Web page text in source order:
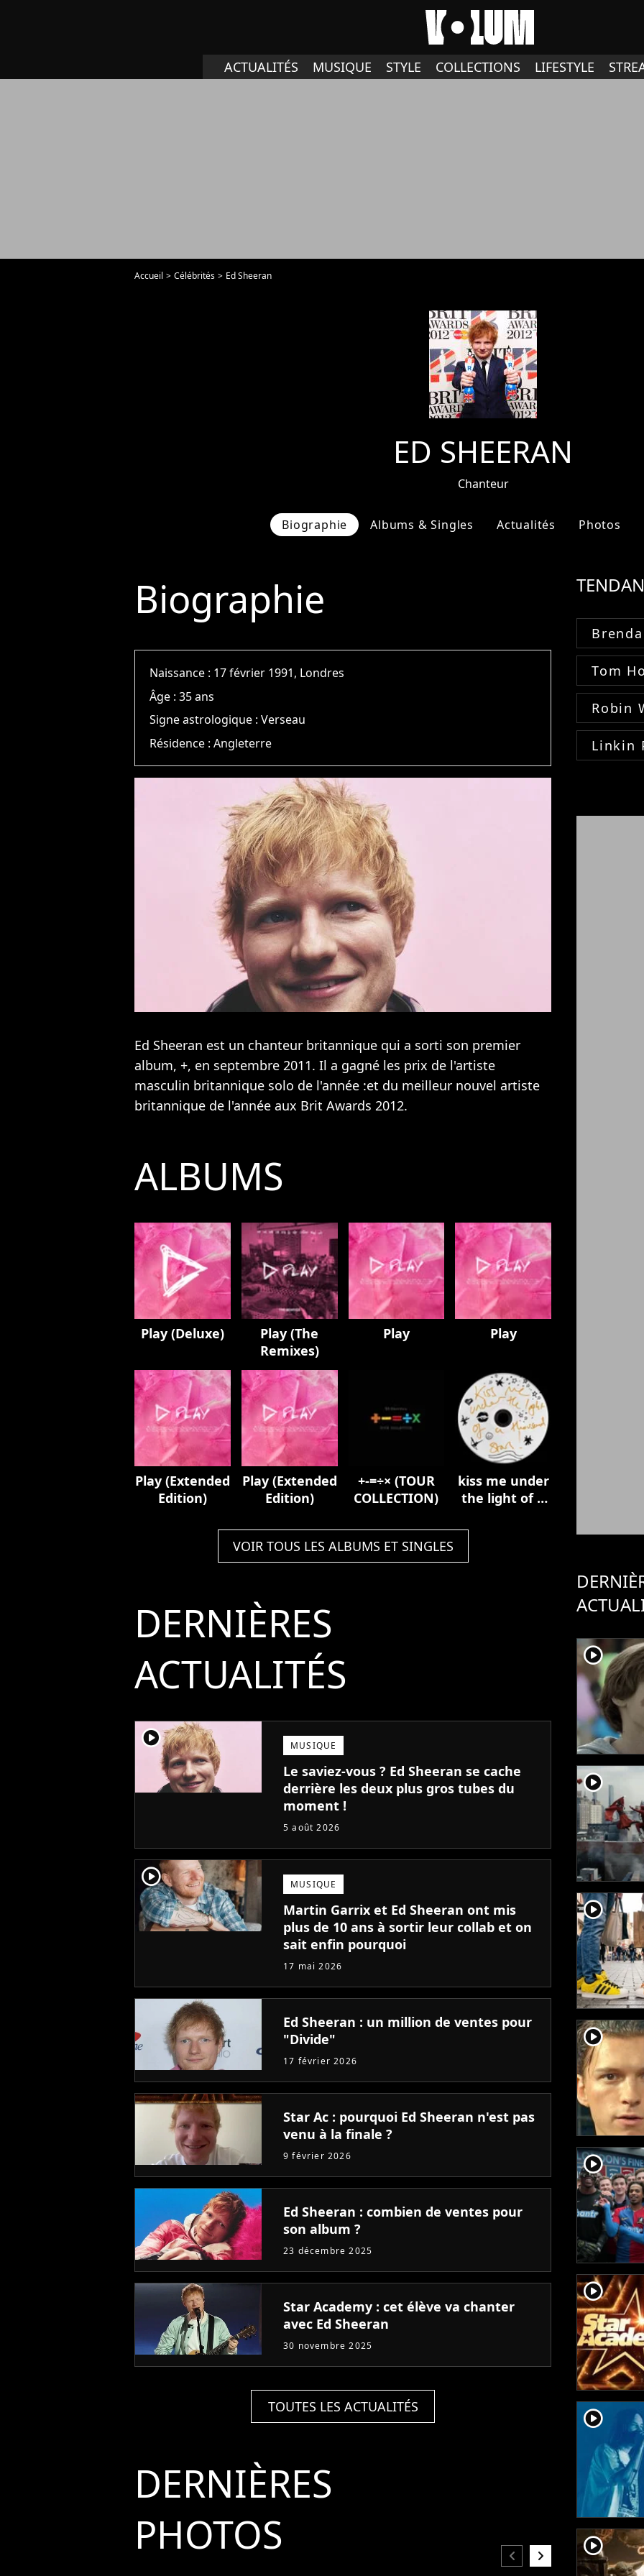
ACTUALITÉS MUSIQUE STYLE COLLECTIONS LIFESTYLE
Accueil Célébrités Ed Sheeran
ED SHEERAN
Chanteur
Biographie Albums & Singles Actualités Photos
Biographie
Naissance : 17 février 1991, Londres
Âge :35 ans
Signe astrologique :Verseau
Résidence :Angleterre
Ed Sheeran est un chanteur britannique qui a sorti son premier
album, +, en septembre 2011. Il a gagné les prix de l'artiste
masculin britannique solo de l'année :et du meilleur nouvel artiste
britannique de l'année aux Brit Awards 2012.
ALBUMS
Play (Deluxe)
Play (The
Remixes)
Play Play
Play (Extended
Edition)
Play (Extended
Edition)
+-=÷× (TOUR
COLLECTION)
kiss me under
the light of a
VOIR TOUS LES ALBUMS ET SINGLES
DERNIÈRES
ACTUALITÉS
player2 MUSIQUE
Le saviez-vous ? Ed Sheeran se cache
derrière les deux plus gros tubes du
moment !
5 août 2026
player2 MUSIQUE
Martin Garrix et Ed Sheeran ont mis
plus de 10 ans à sortir leur collab et on
sait enfin pourquoi
17 mai 2026
Ed Sheeran : un million de ventes pour
"Divide"
17 février 2026
Star Ac : pourquoi Ed Sheeran n'est pas
venu à la finale ?
9 février 2026
Ed Sheeran : combien de ventes pour
son album ?
23 décembre 2025
Star Academy : cet élève va chanter
avec Ed Sheeran
30 novembre 2025
TOUTES LES ACTUALITÉS
DERNIÈRES
PHOTOS
chevron_left chevron_right
Tom
Robin
Linkin
player2
player2
player2
player2
player2
player2
player2
player2